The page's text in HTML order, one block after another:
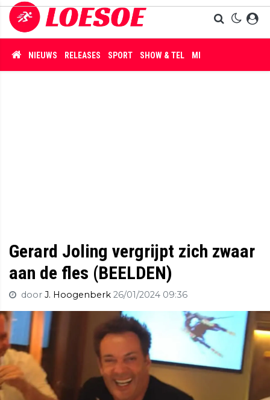
NIEUWS RELEASES SPORT SHOW & TEL MISDAAD
Gerard Joling vergrijpt zich zwaar
aan de fles (BEELDEN)
door J. Hoogenberk 26/01/2024 09:36